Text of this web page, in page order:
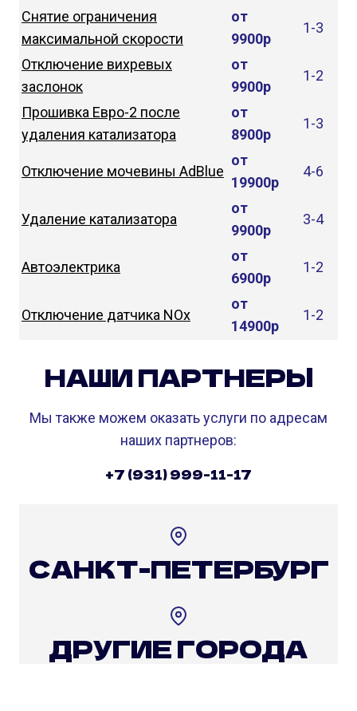
Снятие ограничения
максимальной скорости
от
9900р
1-3
Отключение вихревых
заслонок
от
9900р
1-2
Прошивка Евро-2 после
удаления катализатора
от
8900р
1-3
Отключение мочевины AdBlue
от
19900р
4-6
Удаление катализатора
от
9900р
3-4
Автоэлектрика
от
6900р
1-2
Отключение датчика NOx
от
14900р
1-2
НАШИ ПАРТНЕРЫ
Мы также можем оказать услуги по адресам
наших партнеров:
+7 (931) 999-11-17
САНКТ-ПЕТЕРБУРГ
ДРУГИЕ ГОРОДА